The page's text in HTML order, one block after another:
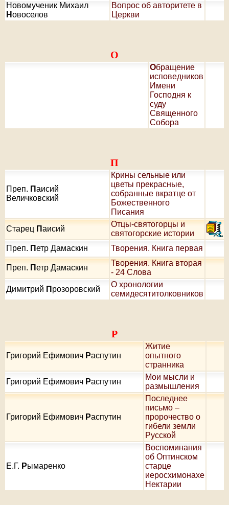
Новомученик Михаил
Новоселов
Вопрос об авторитете в
Церкви
О
Обращение
исповедников
Имени
Господня к
суду
Священного
Собора
П
Преп. Паисий
Величковский
Крины сельные или
цветы прекрасные,
собранные вкратце от
Божественного
Писания
Старец Паисий
Отцы-святогорцы и
святогорские истории
Преп. Петр Дамаскин Творения. Книга первая
Преп. Петр Дамаскин
Творения. Книга вторая
- 24 Слова
Димитрий П розоровский
О хронологии
семидесятитолковников
Р
Григорий Ефимович Распутин
Житие
опытного
странника
Григорий Ефимович Распутин
Мои мысли и
размышления
Григорий Ефимович Распутин
Последнее
письмо –
пророчество о
гибели земли
Русской
Е.Г. Рымаренко
Воспоминания
об Оптинском
старце
иеросхимонахе
Нектарии